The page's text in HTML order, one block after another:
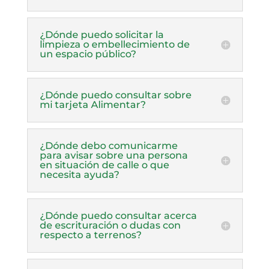
¿Dónde puedo solicitar la
limpieza o embellecimiento de
un espacio público?
¿Dónde puedo consultar sobre
mi tarjeta Alimentar?
¿Dónde debo comunicarme
para avisar sobre una persona
en situación de calle o que
necesita ayuda?
¿Dónde puedo consultar acerca
de escrituración o dudas con
respecto a terrenos?